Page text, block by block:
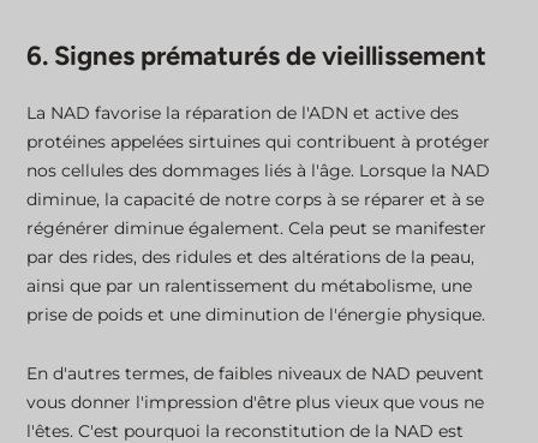
6. Signes prématurés de vieillissement
La NAD favorise la réparation de l'ADN et active des
protéines appelées sirtuines qui contribuent à protéger
nos cellules des dommages liés à l'âge. Lorsque la NAD
diminue, la capacité de notre corps à se réparer et à se
régénérer diminue également. Cela peut se manifester
par des rides, des ridules et des altérations de la peau,
ainsi que par un ralentissement du métabolisme, une
prise de poids et une diminution de l'énergie physique.
En d'autres termes, de faibles niveaux de NAD peuvent
vous donner l'impression d'être plus vieux que vous ne
l'êtes. C'est pourquoi la reconstitution de la NAD est